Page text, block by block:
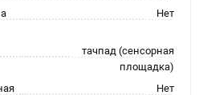
Нет
тачпад (сенсорная
площадка)
Нет